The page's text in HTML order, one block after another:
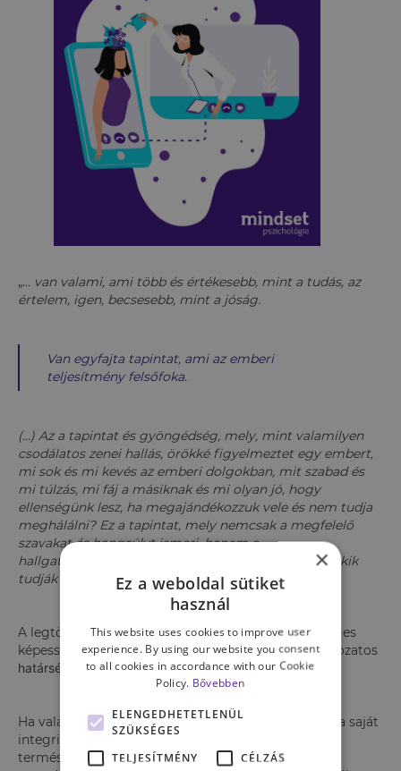
„... van valami, ami több és értékesebb, mint a tudás, az
értelem, igen, becsesebb, mint a jóság.
Van egyfajta tapintat, ami az emberi
teljesítmény felsőfoka.
(...) Az a tapintat és gyöngédség, mely, mint valamilyen
csodálatos zenei hallás, örökké figyelmeztet egy embert,
mi sok és mi kevés az emberi dolgokban, mit szabad és
mi túlzás, mi fáj a másiknak és mi olyan jó, hogy
ellenségünk lesz, ha megajándékozzuk vele és nem tudja
meghálálni? Ez a tapintat, mely nemcsak a megfelelő
szavakat és hangsúlyt ismeri, hanem a
hallgatás gyöngédségét is. Vannak ritka emberek, akik
tudják ezt.”
A legtöbben azonban nem birtoklunk ilyen különleges
képességeket, így jelentős esély van arra, hogy változatos
határsértések okozóivá és elszenvedőivé válunk.
Ha valaki nem képes érzékelni, képviselni és védeni a saját
integritását biztosító kereteket, idővel teljesen
természetessé válhat számára, hogy mások igényei
×
Ez a weboldal sütiket
használ
This website uses cookies to improve user
experience. By using our website you consent
to all cookies in accordance with our Cookie
Policy. Bővebben
ELENGEDHETETLENÜL
SZÜKSÉGES
TELJESÍTMÉNY
CÉLZÁS